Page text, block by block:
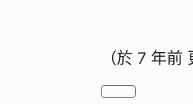
（於 7 年前